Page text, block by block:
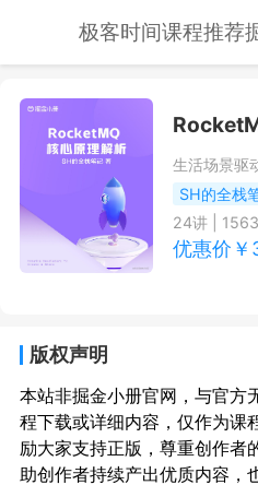
极客时间课程推荐
SH的全栈
24讲 | 1563
优惠价￥
版权声明
本站非掘金小册官网，与官方
程下载或详细内容，仅作为课
励大家支持正版，尊重创作者
助创作者持续产出优质内容，